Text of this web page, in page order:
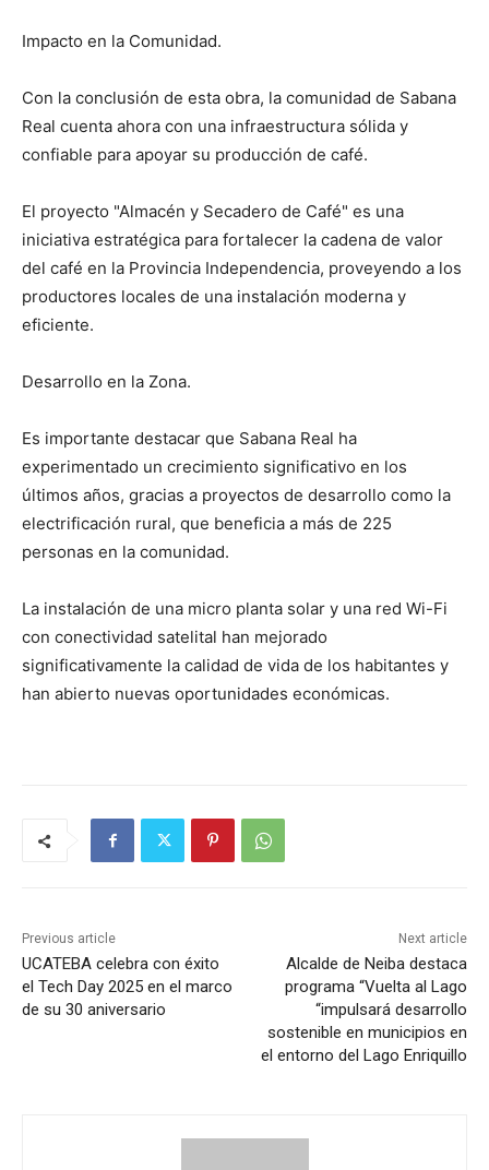
Impacto en la Comunidad.
Con la conclusión de esta obra, la comunidad de Sabana
Real cuenta ahora con una infraestructura sólida y
confiable para apoyar su producción de café.
El proyecto "Almacén y Secadero de Café" es una
iniciativa estratégica para fortalecer la cadena de valor
del café en la Provincia Independencia, proveyendo a los
productores locales de una instalación moderna y
eficiente.
Desarrollo en la Zona.
Es importante destacar que Sabana Real ha
experimentado un crecimiento significativo en los
últimos años, gracias a proyectos de desarrollo como la
electrificación rural, que beneficia a más de 225
personas en la comunidad.
La instalación de una micro planta solar y una red Wi-Fi
con conectividad satelital han mejorado
significativamente la calidad de vida de los habitantes y
han abierto nuevas oportunidades económicas.
Previous article
UCATEBA celebra con éxito
el Tech Day 2025 en el marco
de su 30 aniversario
Next article
Alcalde de Neiba destaca
programa “Vuelta al Lago
“impulsará desarrollo
sostenible en municipios en
el entorno del Lago Enriquillo